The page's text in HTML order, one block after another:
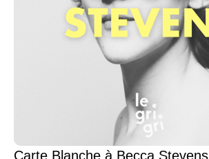
Carte Blanche à Becca Stevens